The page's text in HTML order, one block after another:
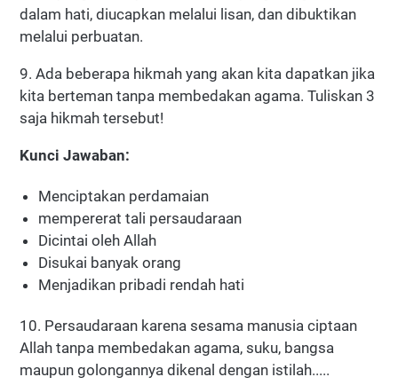
dalam hati, diucapkan melalui lisan, dan dibuktikan
melalui perbuatan.
9. Ada beberapa hikmah yang akan kita dapatkan jika
kita berteman tanpa membedakan agama. Tuliskan 3
saja hikmah tersebut!
Kunci Jawaban:
Menciptakan perdamaian
mempererat tali persaudaraan
Dicintai oleh Allah
Disukai banyak orang
Menjadikan pribadi rendah hati
10. Persaudaraan karena sesama manusia ciptaan
Allah tanpa membedakan agama, suku, bangsa
maupun golongannya dikenal dengan istilah.....